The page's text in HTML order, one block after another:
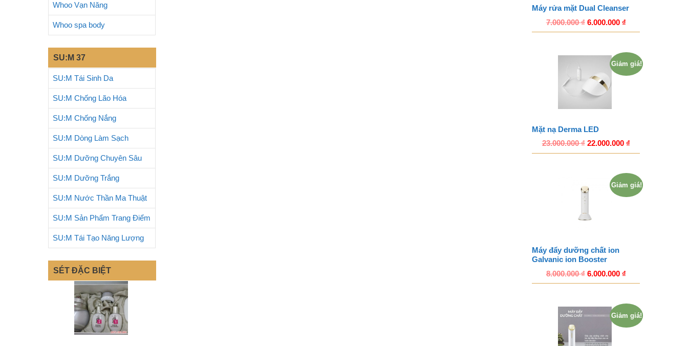
Whoo Vạn Năng
Whoo spa body
SU:M 37
SU:M Tái Sinh Da
SU:M Chống Lão Hóa
SU:M Chống Nắng
SU:M Dòng Làm Sạch
SU:M Dưỡng Chuyên Sâu
SU:M Dưỡng Trắng
SU:M Nước Thần Ma Thuật
SU:M Sản Phẩm Trang Điểm
SU:M Tái Tạo Năng Lượng
SÉT ĐẶC BIỆT
Máy rửa mặt Dual Cleanser
7.000.000₫ 6.000.000 ₫
Giảm giá!
Mặt nạ Derma LED
23.000.000₫ 22.000.000 ₫
Giảm giá!
Máy đẩy dưỡng chất ion
Galvanic ion Booster
8.000.000₫ 6.000.000 ₫
Giảm giá!